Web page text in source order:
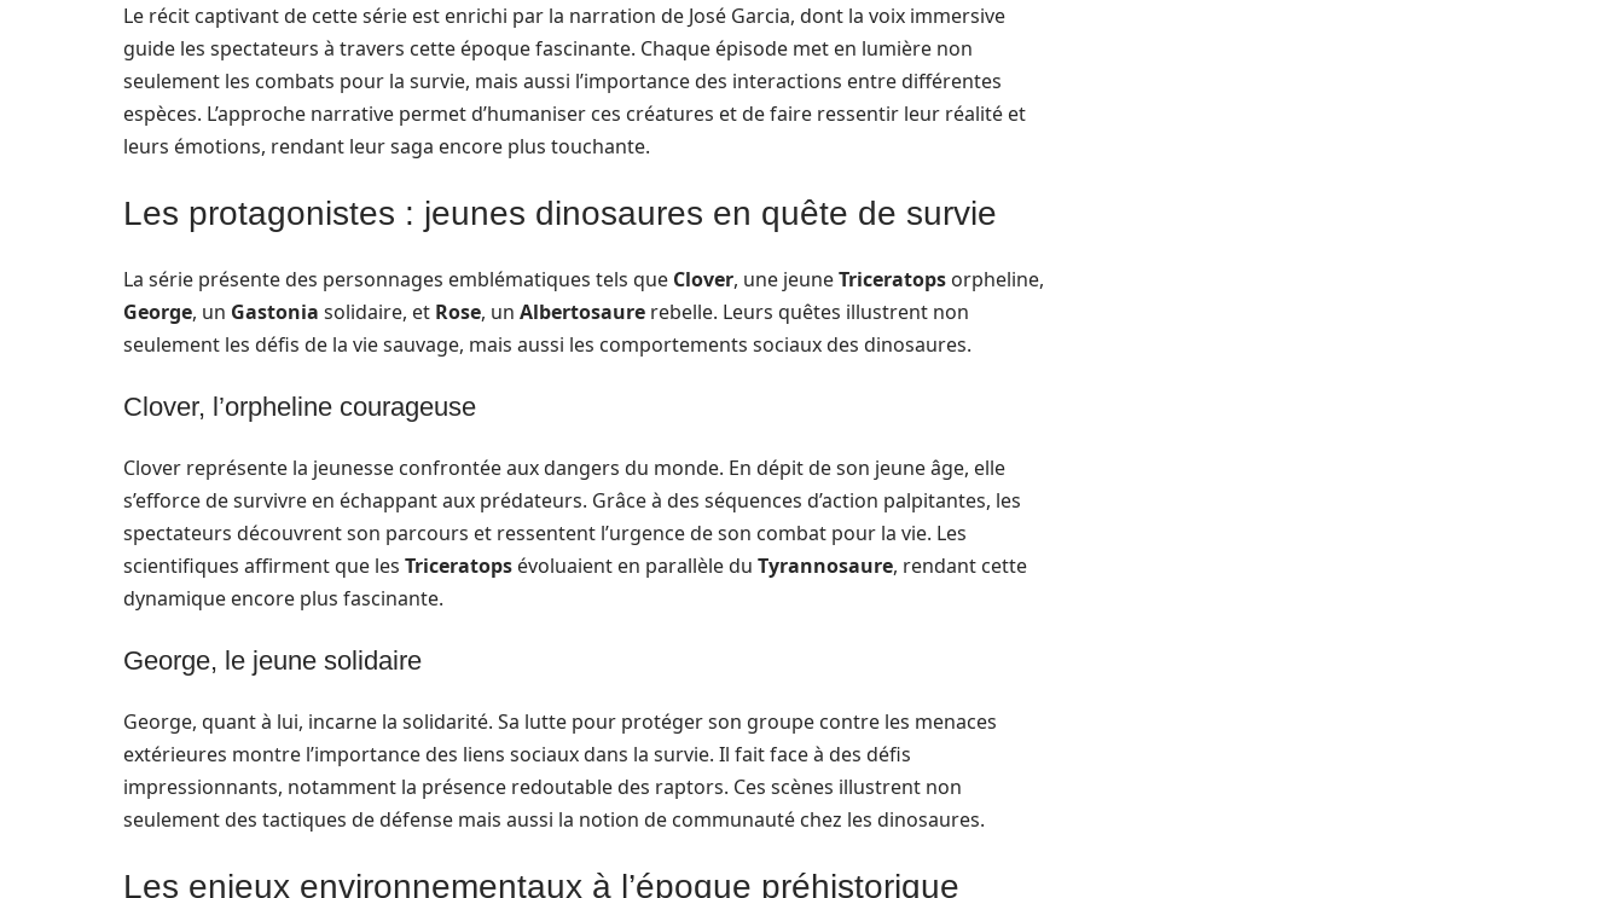
Le récit captivant de cette série est enrichi par la narration de José Garcia, dont la voix immersive
guide les spectateurs à travers cette époque fascinante. Chaque épisode met en lumière non
seulement les combats pour la survie, mais aussi l’importance des interactions entre différentes
espèces. L’approche narrative permet d’humaniser ces créatures et de faire ressentir leur réalité et
leurs émotions, rendant leur saga encore plus touchante.
Les protagonistes : jeunes dinosaures en quête de survie
La série présente des personnages emblématiques tels que Clover, une jeuneTriceratops orpheline,
George, un Gastonia solidaire, et Rose, un Albertosaure rebelle. Leurs quêtes illustrent non
seulement les défis de la vie sauvage, mais aussi les comportements sociaux des dinosaures.
Clover, l’orpheline courageuse
Clover représente la jeunesse confrontée aux dangers du monde. En dépit de son jeune âge, elle
s’efforce de survivre en échappant aux prédateurs. Grâce à des séquences d’action palpitantes, les
spectateurs découvrent son parcours et ressentent l’urgence de son combat pour la vie. Les
scientifiques affirment que les Triceratops évoluaient en parallèle du Tyrannosaure, rendant cette
dynamique encore plus fascinante.
George, le jeune solidaire
George, quant à lui, incarne la solidarité. Sa lutte pour protéger son groupe contre les menaces
extérieures montre l’importance des liens sociaux dans la survie. Il fait face à des défis
impressionnants, notamment la présence redoutable des raptors. Ces scènes illustrent non
seulement des tactiques de défense mais aussi la notion de communauté chez les dinosaures.
Les enjeux environnementaux à l’époque préhistorique